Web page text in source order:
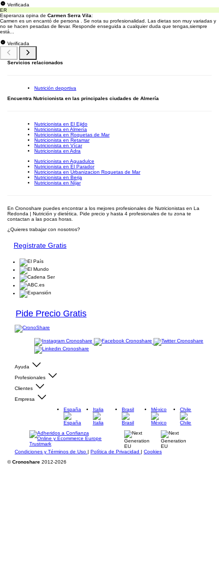
Verificada
ER
Esperanza opina de Carmen Serra Vila:
Carmen es un encantó de persona . Se nota su profesionalidad. Las dietas son muy variadas y
no se hacen pesadas de llevar. Responde enseguida a cualquier duda que tengas,siempre
está...
Verificada
Servicios relacionados
Nutrición deportiva
Encuentra Nutricionista en las principales ciudades de Almería
Nutricionista en El Ejido
Nutricionista en Almería
Nutricionista en Roquetas de Mar
Nutricionista en Retamar
Nutricionista en Vícar
Nutricionista en Adra
Nutricionista en Aguadulce
Nutricionista en El Parador
Nutricionista en Urbanizacion Roquetas de Mar
Nutricionista en Berja
Nutricionista en Níjar
En Cronoshare puedes encontrar a los mejores profesionales de Nutricionistas en La
Redonda | Nutrición y dietética. Pide precio y hasta 4 profesionales de tu zona te
contactan a las pocas horas.
¿Quieres trabajar con nosotros?
Regístrate Gratis
Pide Precio Gratis
Ayuda
Profesionales
Clientes
Empresa
España
Italia Brasil México Chile
Condiciones y Términos de Uso | Política de Privacidad | Cookies
©Cronoshare 2012-2026